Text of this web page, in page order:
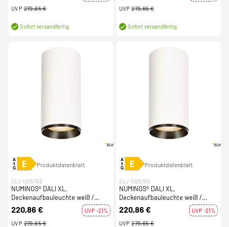
UVP 279,65 €
Sofort versandfertig
UVP 279,65 €
Sofort versandfertig
Produktdatenblatt
SLV 1005768
NUMINOS® DALI XL,
Deckenaufbauleuchte weiß /
schwarz 36W 3000K 24°
220,86 €
UVP -21%
UVP 279,65 €
Produktdatenblatt
SLV 1005769
NUMINOS® DALI XL,
Deckenaufbauleuchte weiß /
schwarz 36W 3000K 36°
220,86 €
UVP -21%
UVP 279,65 €